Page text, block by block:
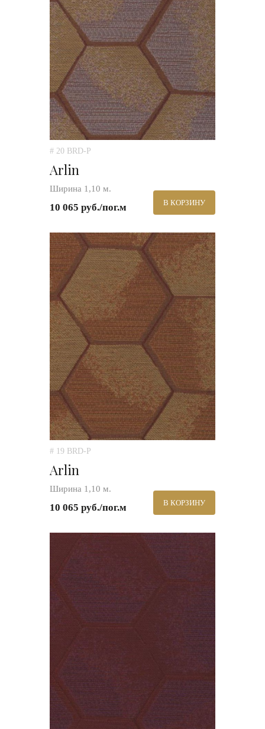
# 20 BRD-P
Arlin
Ширина 1,10 м.
10 065 руб./пог.м В КОРЗИНУ
# 19 BRD-P
Arlin
Ширина 1,10 м.
10 065 руб./пог.м В КОРЗИНУ